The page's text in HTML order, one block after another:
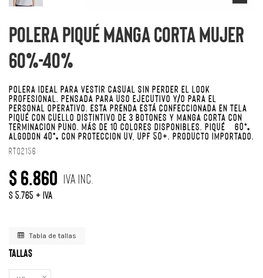
Polera Piqué Manga Corta Mujer
60%-40%
POLERA IDEAL PARA VESTIR CASUAL SIN PERDER EL LOOK
PROFESIONAL. PENSADA PARA USO EJECUTIVO Y/O PARA EL
PERSONAL OPERATIVO. ESTA PRENDA ESTÁ CONFECCIONADA EN TELA
PIQUÉ CON CUELLO DISTINTIVO DE 3 BOTONES Y MANGA CORTA CON
TERMINACIÓN PUÑO. MÁS DE 10 COLORES DISPONIBLES. PIQUÉ 60%
ALGODÓN 40% CON PROTECCIÓN UV, UPF 50+. PRODUCTO IMPORTADO.
RT02156
$ 6.860 IVA Inc.
$ 5.765 + IVA
Tabla de tallas
Tallas